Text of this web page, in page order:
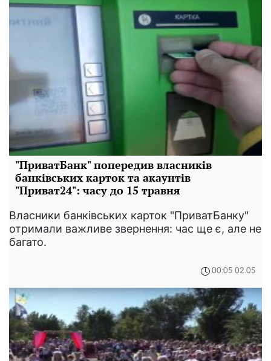
"ПриватБанк" попередив власників
банківських карток та акаунтів
"Приват24": часу до 15 травня
Власники банківських карток "ПриватБанку"
отримали важливе звернення: час ще є, але не
багато.
00:05 02.05